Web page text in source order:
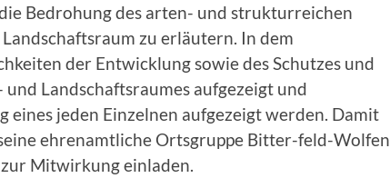
Bedrohung des arten- und strukturreichen
zu erläutern. In dem
der Entwicklung sowie des Schutzes und
Landschaftsraumes aufgezeigt und
jeden Einzelnen aufgezeigt werden. Damit
ehrenamtliche Ortsgruppe Bitter-feld-Wolfen
Mitwirkung einladen.